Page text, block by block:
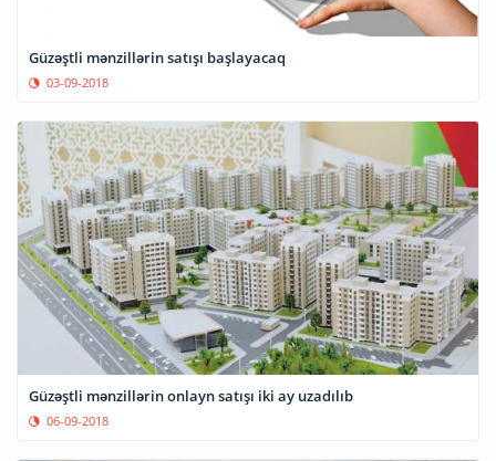
Güzəştli mənzillərin satışı başlayacaq
03-09-2018
Güzəştli mənzillərin onlayn satışı iki ay uzadılıb
06-09-2018